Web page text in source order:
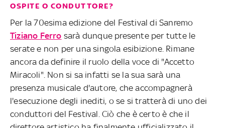
OSPITE O CONDUTTORE?
Per la 70esima edizione del Festival di Sanremo
Tiziano Ferro sarà dunque presente per tutte le
serate e non per una singola esibizione. Rimane
ancora da definire il ruolo della voce di "Accetto
Miracoli". Non si sa infatti se la sua sarà una
presenza musicale d'autore, che accompagnerà
l'esecuzione degli inediti, o se si tratterà di uno dei
conduttori del Festival. Ciò che è certo è che il